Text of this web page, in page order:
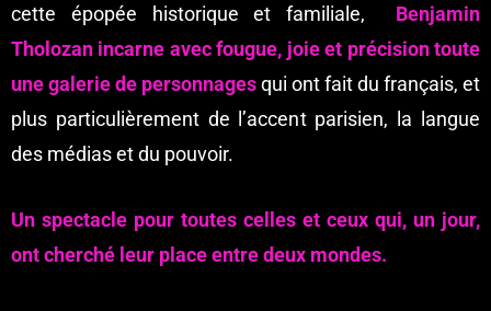
cette épopée historique et familiale,
Benjamin
Tholozan incarne avec fougue, joie et précision toute
une galerie de personnagesqui ont fait du français, et
plus particulièrement de l’accent parisien, la langue
des médias et du pouvoir.
Un spectacle pour toutes celles et ceux qui, un jour,
ont cherché leur place entre deux mondes.